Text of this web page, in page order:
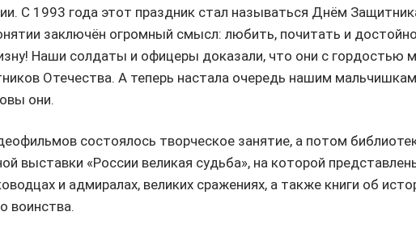
С 1993 года этот праздник стал называться Днём
заключён огромный смысл: любить, почитать и достойно
Наши солдаты и офицеры доказали, что они с гордостью
Отечества. А теперь настала очередь нашим
они.
состоялось творческое занятие, а потом
выставки «России великая судьба», на которой
и адмиралах, великих сражениях, а также книги об
воинства.